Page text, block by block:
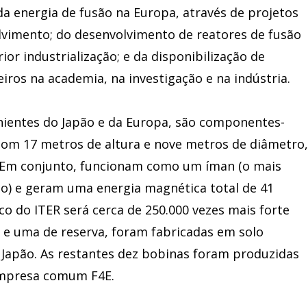
energia de fusão na Europa, através de projetos
do desenvolvimento de reatores de fusão
industrialização; e da disponibilização de
na academia, na investigação e na indústria.
do Japão e da Europa, são componentes-
17 metros de altura e nove metros de diâmetro,
conjunto, funcionam como um íman (o mais
e geram uma energia magnética total de 41
do ITER será cerca de 250.000 vezes mais forte
uma de reserva, foram fabricadas em solo
As restantes dez bobinas foram produzidas
comum F4E.